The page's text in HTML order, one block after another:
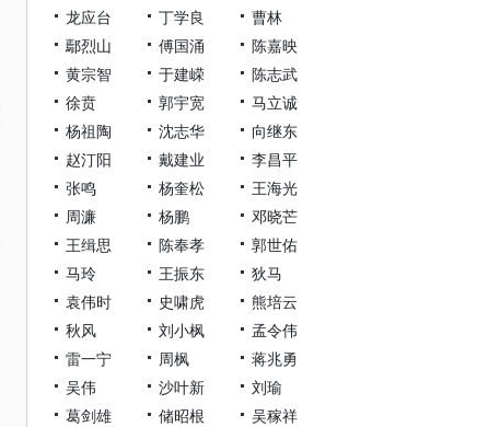
龙应台
丁学良
曹林
鄢烈山
傅国涌
陈嘉映
黄宗智
于建嵘
陈志武
徐贲
郭宇宽
马立诚
杨祖陶
沈志华
向继东
赵汀阳
戴建业
李昌平
张鸣
杨奎松
王海光
周濂
杨鹏
邓晓芒
王缉思
陈奉孝
郭世佑
马玲
王振东
狄马
袁伟时
史啸虎
熊培云
秋风
刘小枫
孟令伟
雷一宁
周枫
蒋兆勇
吴伟
沙叶新
刘瑜
葛剑雄
储昭根
吴稼祥